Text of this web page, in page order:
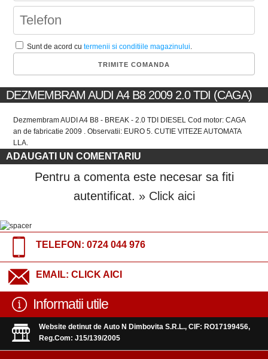
Sunt de acord cutermenii si conditiile magazinului.
DEZMEMBRAM AUDI A4 B8 2009 2.0 TDI (CAGA)
Dezmembram AUDI A4 B8 - BREAK - 2.0 TDI DIESEL Cod motor: CAGA
an de fabricatie 2009 . Observatii: EURO 5. CUTIE VITEZE AUTOMATA
LLA.
ADAUGATI UN COMENTARIU
Pentru a comenta este necesar sa fiti
autentificat. » Click aici
TELEFON: 0724 044 976
EMAIL: CLICK AICI
Informatii utile
Website detinut de Auto N Dimbovita S.R.L., CIF: RO17199456,
Reg.Com: J15/139/2005